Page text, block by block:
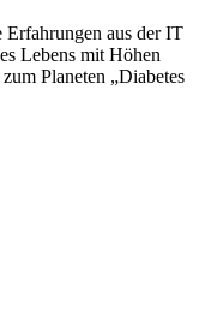
Erfahrungen aus der IT
Lebens mit Höhen
Planeten „Diabetes